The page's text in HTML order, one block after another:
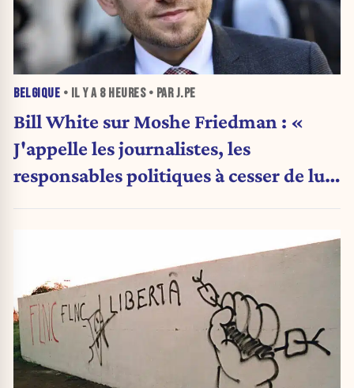
BELGIQUE • IL Y A 8 HEURES• PAR J.PE
Bill White sur Moshe Friedman : «
J'appelle les journalistes, les
responsables politiques à cesser de lui